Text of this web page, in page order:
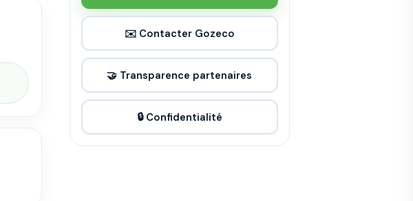
✉️ Contacter Gozeco
🤝 Transparence partenaires
🔒 Confidentialité